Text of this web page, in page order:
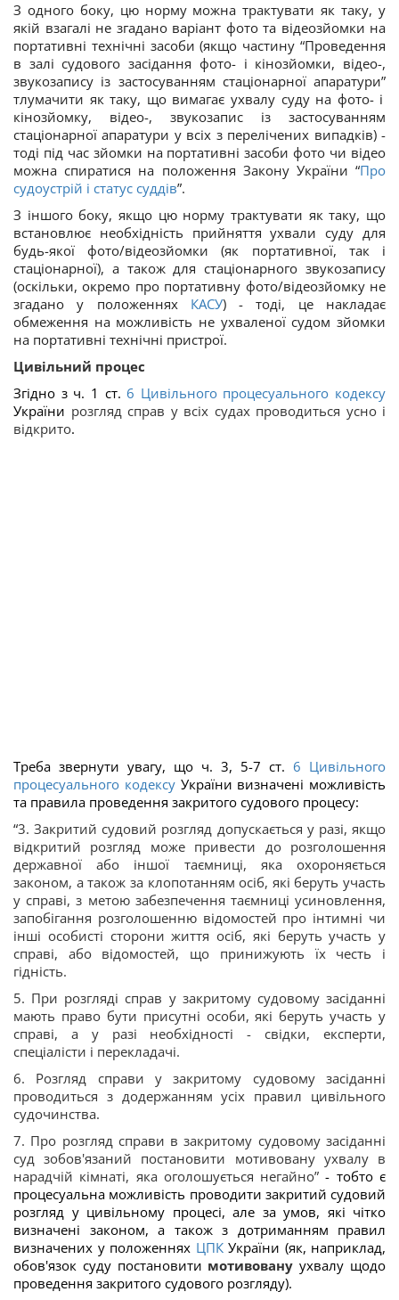
З одного боку, цю норму можна трактувати як таку, у
якій взагалі не згадано варіант фото та відеозйомки на
портативні технічні засоби (якщо частину “Проведення
в залі судового засідання фото- і кінозйомки, відео-,
звукозапису із застосуванням стаціонарної апаратури”
тлумачити як таку, що вимагає ухвалу суду на фото- і
кінозйомку, відео-, звукозапис із застосуванням
стаціонарної апаратури у всіх з перелічених випадків) -
тоді під час зйомки на портативні засоби фото чи відео
можна спиратися на положення Закону України “Про
судоустрій і статус суддів”.
З іншого боку, якщо цю норму трактувати як таку, що
встановлює необхідність прийняття ухвали суду для
будь-якої фото/відеозйомки (як портативної, так і
стаціонарної), а також для стаціонарного звукозапису
(оскільки, окремо про портативну фото/відеозйомку не
згадано у положеннях КАСУ) - тоді, це накладає
обмеження на можливість не ухваленої судом зйомки
на портативні технічні пристрої.
Цивільний процес
Згідно з ч. 1 ст. 6 Цивільного процесуального кодексу
України розгляд справ у всіх судах проводиться усно і
відкрито.
Треба звернути увагу, що ч. 3, 5-7 ст. 6 Цивільного
процесуального кодексуУкраїни визначені можливість
та правила проведення закритого судового процесу:
“3. Закритий судовий розгляд допускається у разі, якщо
відкритий розгляд може привести до розголошення
державної або іншої таємниці, яка охороняється
законом, а також за клопотанням осіб, які беруть участь
у справі, з метою забезпечення таємниці усиновлення,
запобігання розголошенню відомостей про інтимні чи
інші особисті сторони життя осіб, які беруть участь у
справі, або відомостей, що принижують їх честь і
гідність.
5. При розгляді справ у закритому судовому засіданні
мають право бути присутні особи, які беруть участь у
справі, а у разі необхідності - свідки, експерти,
спеціалісти і перекладачі.
6. Розгляд справи у закритому судовому засіданні
проводиться з додержанням усіх правил цивільного
судочинства.
7. Про розгляд справи в закритому судовому засіданні
суд зобов'язаний постановити мотивовану ухвалу в
нарадчій кімнаті, яка оголошується негайно” - тобто є
процесуальна можливість проводити закритий судовий
розгляд у цивільному процесі, але за умов, які чітко
визначені законом, а також з дотриманням правил
визначених у положеннях ЦПКУкраїни (як, наприклад,
обов'язок суду постановити мотивовану ухвалу щодо
проведення закритого судового розгляду).